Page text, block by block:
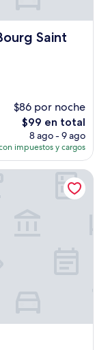
Saint
Maurice
$86 por noche
El
precio
actual
es
de
$99 en total
8 ago - 9 ago
impuestos y cargos